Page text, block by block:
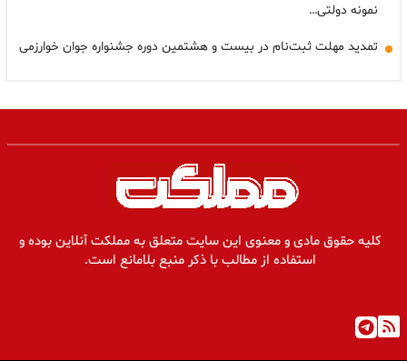
نمونه دولتی…
تمدید مهلت ثبت‌نام در بیست و هشتمین دوره جشنواره جوان خوارزمی
کلیه حقوق مادی و معنوی این سایت متعلق به مملکت آنلاین بوده و
استفاده از مطالب با ذکر منبع بلامانع است.